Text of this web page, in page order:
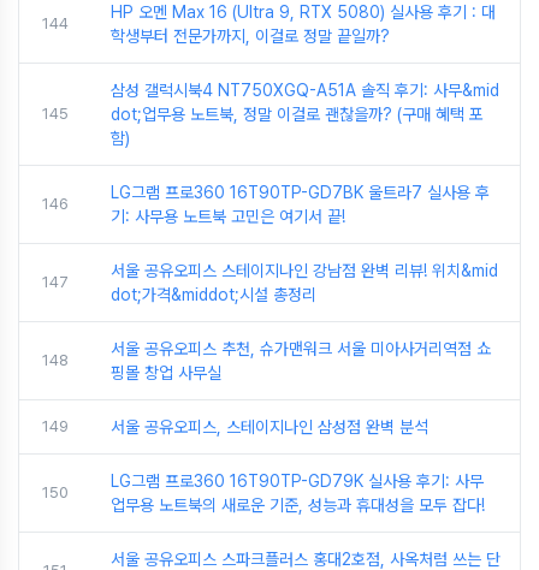
144
HP 오멘 Max 16 (Ultra 9, RTX 5080) 실사용 후기 : 대
학생부터 전문가까지, 이걸로 정말 끝일까?
145
삼성 갤럭시북4 NT750XGQ-A51A 솔직 후기: 사무&mid
dot;업무용 노트북, 정말 이걸로 괜찮을까? (구매 혜택 포
함)
146
LG그램 프로360 16T90TP-GD7BK 울트라7 실사용 후
기: 사무용 노트북 고민은 여기서 끝!
147
서울 공유오피스 스테이지나인 강남점 완벽 리뷰! 위치&mid
dot;가격&middot;시설 총정리
148
서울 공유오피스 추천, 슈가맨워크 서울 미아사거리역점 쇼
핑몰 창업 사무실
149 서울 공유오피스, 스테이지나인 삼성점 완벽 분석
150
LG그램 프로360 16T90TP-GD79K 실사용 후기: 사무
업무용 노트북의 새로운 기준, 성능과 휴대성을 모두 잡다!
서울 공유오피스 스파크플러스 홍대2호점, 사옥처럼 쓰는 단